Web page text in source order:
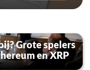
Grote spelers
en XRP